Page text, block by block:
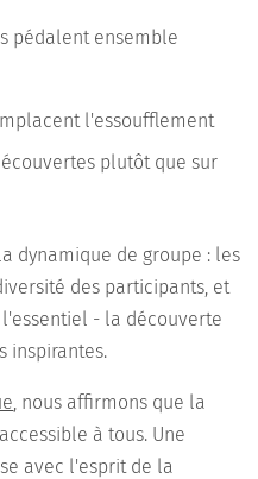
pédalent ensemble
l'essoufflement
plutôt que sur
dynamique de groupe : les
des participants, et
- la découverte
inspirantes.
, nous affirmons que la
à tous. Une
avec l'esprit de la